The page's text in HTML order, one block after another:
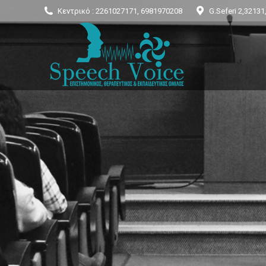
Κεντρικό : 2261027171, 6981970208 G.Seferi
Σχετικά με